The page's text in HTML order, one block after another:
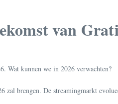
van
Wat kunnen we in 2026 verwachten?
zal brengen. De streamingmarkt